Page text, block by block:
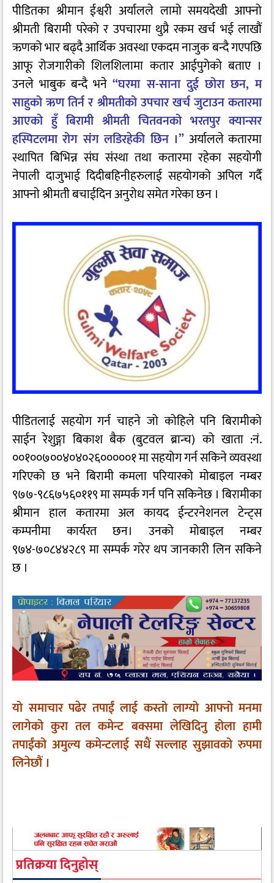
पीडितका श्रीमान ईश्वरी अर्यालले लामो समयदेखी आफ्नो
श्रीमती बिरामी परेको र उपचारमा थुप्रै रकम खर्च भई लाखौं
ऋणको भार बढ्दै आर्थिक अवस्था एकदम नाजुक बन्दै गएपछि
आफू रोजगारीको शिलशिलामा कतार आईपुगेको बताए ।
उनले भाबुक बन्दै भने“घरमा स-साना दुई छोरा छन, म
साहुको ऋण तिर्न र श्रीमतीको उपचार खर्च जुटाउन कतारमा
आएको हुँ बिरामी श्रीमती चितवनको भरतपुर क्यान्सर
हस्पिटलमा रोग संग लडिरहेकी छिन ।” अर्यालले कतारमा
स्थापित बिभिन्न संघ संस्था तथा कतारमा रहेका सहयोगी
नेपाली दाजुभाई दिदीबहिनीहरुलाई सहयोगको अपिल गर्दै
आफ्नो श्रीमती बचाईदिन अनुरोध समेतगरेका छन ।
पीडितलाई सहयोग गर्न चाहने जो कोहिले पनि बिरामीको
साईन रेशुङ्गा बिकाश बैक (बुटवल ब्रान्च) को खाता :नं.
००१००७००४०४०२६०००००१मा सहयोग गर्न सकिने व्यवस्था
गरिएको छ भने बिरामी कमला परियारको मोबाइल नम्बर
९७७-९८६७५६०११९ मा सम्पर्क गर्न पनि सकिनेछ । बिरामीका
श्रीमान हाल कतारमा अल कायद ईन्टरनेशनल टेन्ट्स
कम्पनीमा कार्यरत छन। उनको मोबाइल नम्बर
९७४-७०८४४२८९ मा सम्पर्क गरेर थप जानकारी लिन सकिने
छ ।
यो समाचार पढेर तपाईं लाई कस्तो लाग्यो आफ्नो मनमा
लागेको कुरा तल कमेन्ट बक्समा लेखिदिनु होला हामी
तपाईंको अमुल्य कमेन्टलाई सधैं सल्लाह सुझावको रुपमा
लिनेछौं ।
प्रतिक्रया दिनुहोस्